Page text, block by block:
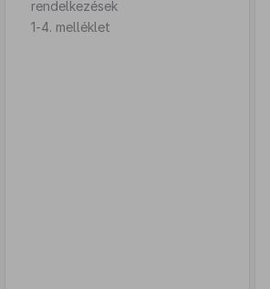
rendelkezések
1-4. melléklet